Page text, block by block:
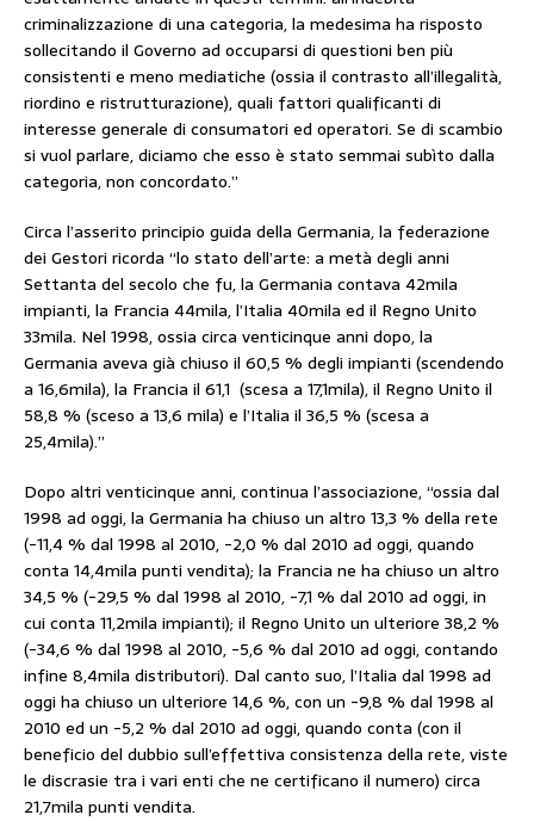
criminalizzazione di una categoria, la medesima ha risposto
sollecitando il Governo ad occuparsi di questioni ben più
consistenti e meno mediatiche (ossia il contrasto all’illegalità,
riordino e ristrutturazione), quali fattori qualificanti di
interesse generale di consumatori ed operatori. Se di scambio
si vuol parlare, diciamo che esso è stato semmai subìto dalla
categoria, non concordato.”
Circa l’asserito principio guida della Germania, la federazione
dei Gestori ricorda “lo stato dell’arte: a metà degli anni
Settanta del secolo che fu, la Germania contava 42mila
impianti, la Francia 44mila, l’Italia 40mila ed il Regno Unito
33mila. Nel 1998, ossia circa venticinque anni dopo, la
Germania aveva già chiuso il 60,5 % degli impianti (scendendo
a 16,6mila), la Francia il 61,1 (scesa a 17,1mila), il Regno Unito il
58,8 % (sceso a 13,6 mila) e l’Italia il 36,5 % (scesa a
25,4mila).”
Dopo altri venticinque anni, continua l’associazione, “ossia dal
1998 ad oggi, la Germania ha chiuso un altro 13,3 % della rete
(-11,4 % dal 1998 al 2010, -2,0 % dal 2010 ad oggi, quando
conta 14,4mila punti vendita); la Francia ne ha chiuso un altro
34,5 % (-29,5 % dal 1998 al 2010, -7,1 % dal 2010 ad oggi, in
cui conta 11,2mila impianti); il Regno Unito un ulteriore 38,2 %
(-34,6 % dal 1998 al 2010, -5,6 % dal 2010 ad oggi, contando
infine 8,4mila distributori). Dal canto suo, l’Italia dal 1998 ad
oggi ha chiuso un ulteriore 14,6 %, con un -9,8 % dal 1998 al
2010 ed un -5,2 % dal 2010 ad oggi, quando conta (con il
beneficio del dubbio sull’effettiva consistenza della rete, viste
le discrasie tra i vari enti che ne certificano il numero) circa
21,7mila punti vendita.